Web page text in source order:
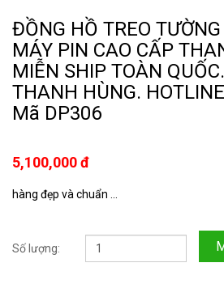
ĐỒNG HỒ TREO
MÁY PIN CAO CẤP
MIỄN SHIP TOÀN
THANH HÙNG.
Mã DP306
5,100,000 đ
hàng đẹp và chuẩn ...
Số lượng: